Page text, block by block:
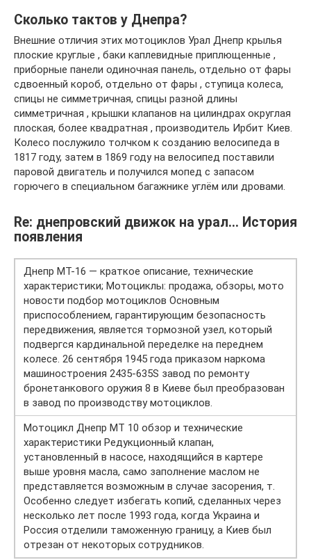
Сколько тактов у Днепра?
Внешние отличия этих мотоциклов Урал Днепр крылья
плоские круглые , баки каплевидные приплющенные ,
приборные панели одиночная панель, отдельно от фары
сдвоенный короб, отдельно от фары , ступица колеса,
спицы не симметричная, спицы разной длины
симметричная , крышки клапанов на цилиндрах округлая
плоская, более квадратная , производитель Ирбит Киев.
Колесо послужило толчком к созданию велосипеда в
1817 году, затем в 1869 году на велосипед поставили
паровой двигатель и получился мопед с запасом
горючего в специальном багажнике углём или дровами.
Re: днепровский движок на урал… История
появления
Днепр МТ-16 — краткое описание, технические
характеристики; Мотоциклы: продажа, обзоры, мото
новости подбор мотоциклов Основным
приспособлением, гарантирующим безопасность
передвижения, является тормозной узел, который
подвергся кардинальной переделке на переднем
колесе. 26 сентября 1945 года приказом наркома
машиностроения 2435-635S завод по ремонту
бронетанкового оружия 8 в Киеве был преобразован
в завод по производству мотоциклов.
Мотоцикл Днепр МТ 10 обзор и технические
характеристики Редукционный клапан,
установленный в насосе, находящийся в картере
выше уровня масла, само заполнение маслом не
представляется возможным в случае засорения, т.
Особенно следует избегать копий, сделанных через
несколько лет после 1993 года, когда Украина и
Россия отделили таможенную границу, а Киев был
отрезан от некоторых сотрудников.